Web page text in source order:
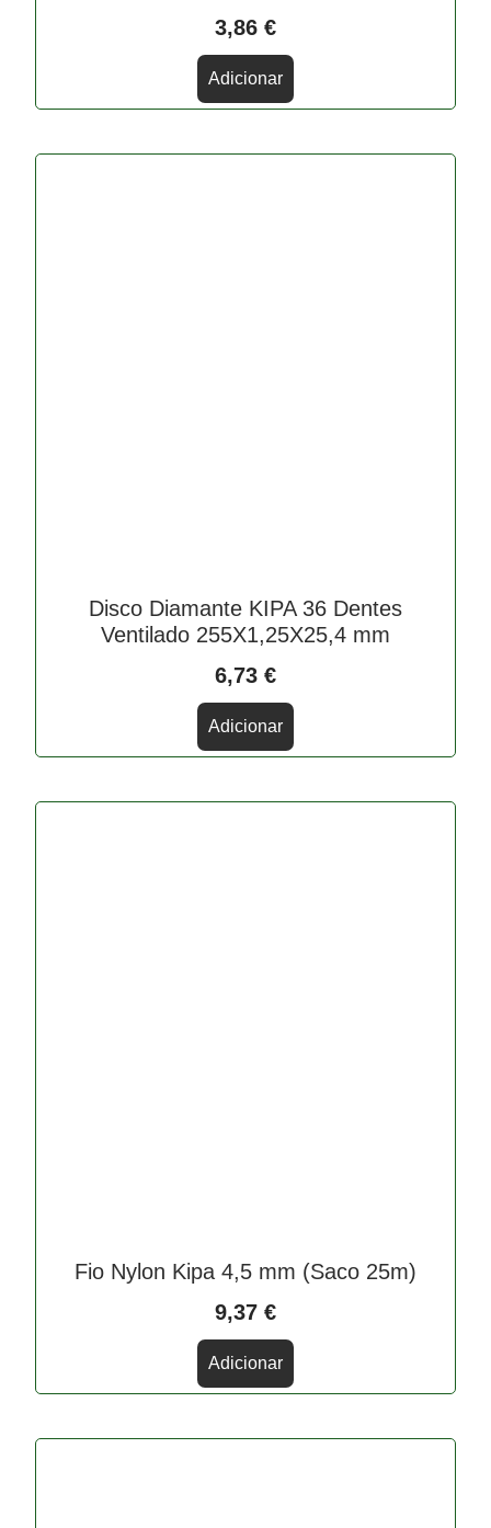
3,86 €
Adicionar
Disco Diamante KIPA 36 Dentes
Ventilado 255X1,25X25,4 mm
6,73 €
Adicionar
Fio Nylon Kipa 4,5 mm (Saco 25m)
9,37 €
Adicionar